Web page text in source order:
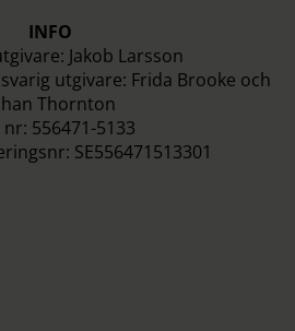
INFO
Jakob Larsson
utgivare: Frida Brooke och
Thornton
nr: 556471-5133
SE556471513301